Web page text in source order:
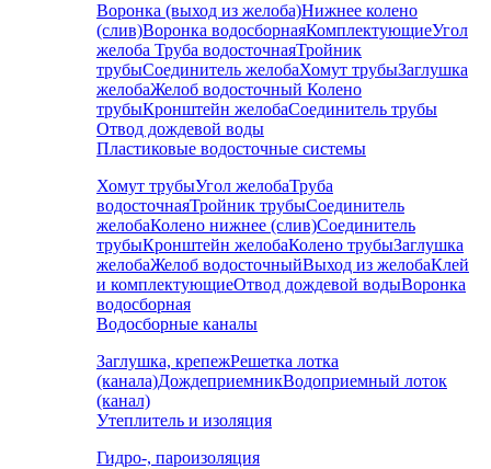
Воронка (выход из желоба)Нижнее колено
(слив)Воронка водосборнаяКомплектующиеУгол
желоба Труба водосточнаяТройник
трубыСоединитель желобаХомут трубыЗаглушка
желобаЖелоб водосточный Колено
трубыКронштейн желобаСоединитель трубы
Отвод дождевой воды
Пластиковые водосточные системы
Хомут трубыУгол желобаТруба
водосточнаяТройник трубыСоединитель
желобаКолено нижнее (слив)Соединитель
трубыКронштейн желобаКолено трубыЗаглушка
желобаЖелоб водосточныйВыход из желобаКлей
и комплектующиеОтвод дождевой водыВоронка
водосборная
Водосборные каналы
Заглушка, крепежРешетка лотка
(канала)ДождеприемникВодоприемный лоток
(канал)
Утеплитель и изоляция
Гидро-, пароизоляция